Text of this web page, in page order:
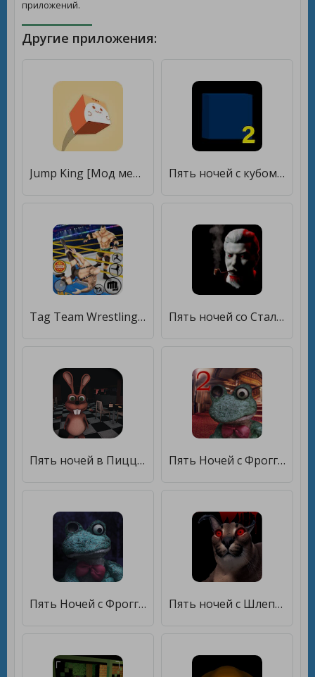
приложений.
Другие приложения:
Jump King [Мод меню] Пять ночей с кубом 2 [Бесплатные покупки]
Tag Team Wrestling Game [Мод меню] Пять ночей со Сталиным [Мод меню]
Пять ночей в Пиццерии [Мод меню] Пять Ночей с Фрогги 2 [Бесплатные покупки]
Пять Ночей с Фрогги [Бесплатные покупки] Пять ночей с Шлепой [Мод меню]